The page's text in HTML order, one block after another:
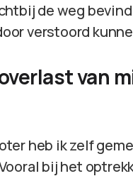
de weg
verstoord
van
heb ik zelf
bij het